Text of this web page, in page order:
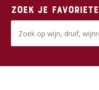
Zoek je